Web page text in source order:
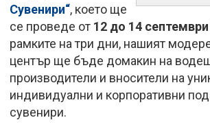
Сувенири“, което ще
се проведе от 12 до 14 септември
рамките на три дни, нашият
център ще бъде домакин на
производители и вносители на
индивидуални и корпоративни
сувенири.